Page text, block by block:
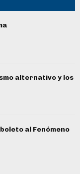
alternativo y los
al Fenómeno